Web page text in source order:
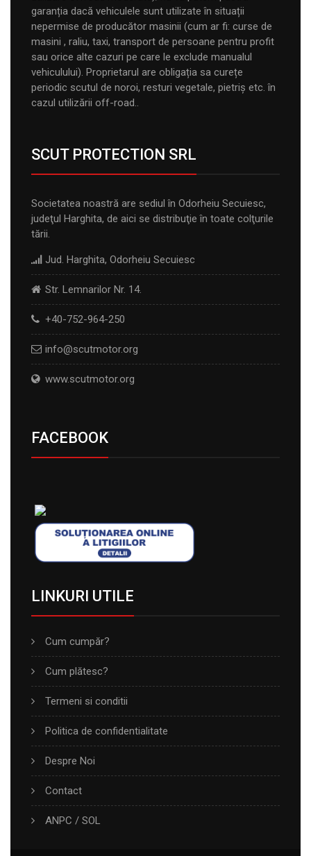
garanția dacă vehiculele sunt utilizate în situații
nepermise de producător masinii (cum ar fi: curse de
masini , raliu, taxi, transport de persoane pentru profit
sau orice alte cazuri pe care le exclude manualul
vehiculului). Proprietarul are obligația sa curețe
periodic scutul de noroi, resturi vegetale, pietriș etc. în
cazul utilizării off-road..
SCUT PROTECTION SRL
Societatea noastră are sediul în Odorheiu Secuiesc,
judeţul Harghita, de aici se distribuţie în toate colţurile
tării.
Jud. Harghita, Odorheiu Secuiesc
Str. Lemnarilor Nr. 14.
+40-752-964-250
info@scutmotor.org
www.scutmotor.org
FACEBOOK
LINKURI UTILE
Cum cumpăr?
Cum plătesc?
Termeni si conditii
Politica de confidentialitate
Despre Noi
Contact
ANPC / SOL